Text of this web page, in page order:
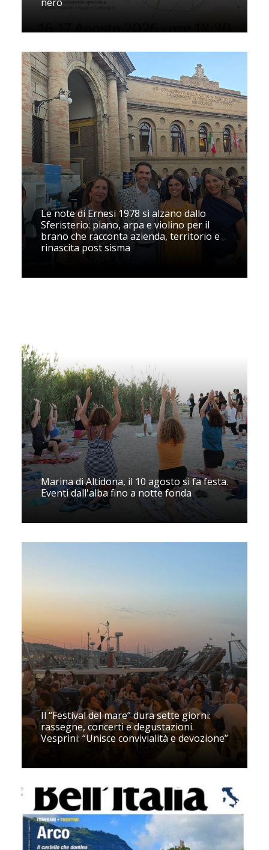
Le note di Ernesi 1978 si alzano dallo
Sferisterio: piano, arpa e violino per il
brano che racconta azienda, territorio e
rinascita post sisma
Marina di Altidona, il 10 agosto si fa festa.
Eventi dall'alba fino a notte fonda
Il “Festival del mare” dura sette giorni:
rassegne, concerti e degustazioni.
Vesprini: “Unisce convivialità e devozione”